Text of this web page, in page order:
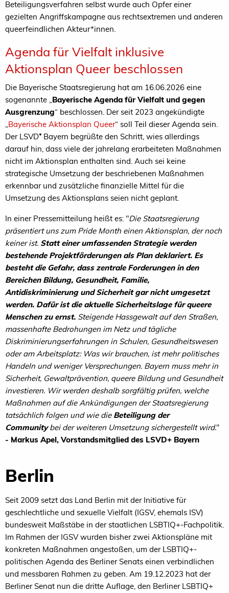
Beteiligungsverfahren selbst wurde auch Opfer einer
gezielten Angriffskampagne aus rechtsextremen und anderen
queerfeindlichen Akteur*innen.
Agenda für Vielfalt inklusive
Aktionsplan Queer beschlossen
Die Bayerische Staatsregierung hat am 16.06.2026 eine
sogenannte „ Bayerische Agenda für Vielfalt und gegen
Ausgrenzung“ beschlossen. Der seit 2023 angekündigte
Bayerische Aktionsplan Queer“ soll Teil dieser Agenda sein.
Der LSVD⁺ Bayern begrüßte den Schritt, wies allerdings
darauf hin, dass viele der jahrelang erarbeiteten Maßnahmen
nicht im Aktionsplan enthalten sind. Auch sei keine
strategische Umsetzung der beschriebenen Maßnahmen
erkennbar und zusätzliche finanzielle Mittel für die
Umsetzung des Aktionsplans seien nicht geplant.
In einer Pressemitteilung heißt es: "Die Staatsregierung
präsentiert uns zum Pride Month einen Aktionsplan, der noch
keiner ist. Statt einer umfassenden Strategie werden
bestehende Projektförderungen als Plan deklariert. Es
besteht die Gefahr, dass zentrale Forderungen in den
Bereichen Bildung, Gesundheit, Familie,
Antidiskriminierung und Sicherheit gar nicht umgesetzt
werden. Dafür ist die aktuelle Sicherheitslage für queere
Menschen zu ernst. Steigende Hassgewalt auf den Straßen,
massenhafte Bedrohungen im Netz und tägliche
Diskriminierungserfahrungen in Schulen, Gesundheitswesen
oder am Arbeitsplatz: Was wir brauchen, ist mehr politisches
Handeln und weniger Versprechungen. Bayern muss mehr in
Sicherheit, Gewaltprävention, queere Bildung und Gesundheit
investieren. Wir werden deshalb sorgfältig prüfen, welche
Maßnahmen auf die Ankündigungen der Staatsregierung
tatsächlich folgen und wie die Beteiligung der
Communitybei der weiteren Umsetzung sichergestellt wird."
- Markus Apel, Vorstandsmitglied des LSVD+ Bayern
Berlin
Seit 2009 setzt das Land Berlin mit der Initiative für
geschlechtliche und sexuelle Vielfalt (IGSV, ehemals ISV)
bundesweit Maßstäbe in der staatlichen LSBTIQ+-Fachpolitik.
Im Rahmen der IGSV wurden bisher zwei Aktionspläne mit
konkreten Maßnahmen angestoßen, um der LSBTIQ+-
politischen Agenda des Berliner Senats einen verbindlichen
und messbaren Rahmen zu geben. Am 19.12.2023 hat der
Berliner Senat nun die dritte Auflage, den Berliner LSBTIQ+